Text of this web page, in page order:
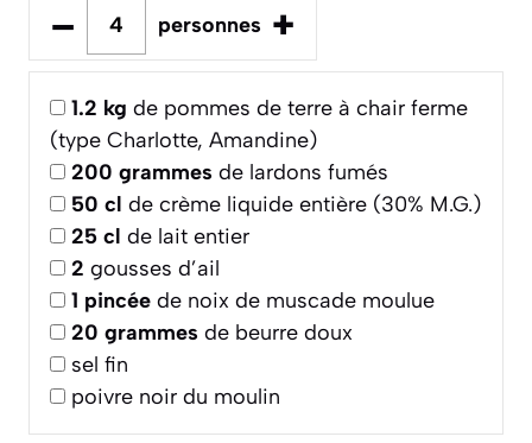
– personnes +
1.2 kg de pommes de terre à chair ferme
(type Charlotte, Amandine)
200 grammes de lardons fumés
50 cl de crème liquide entière (30% M.G.)
25 cl de lait entier
2 gousses d’ail
1 pincée de noix de muscade moulue
20 grammes de beurre doux
sel fin
poivre noir du moulin